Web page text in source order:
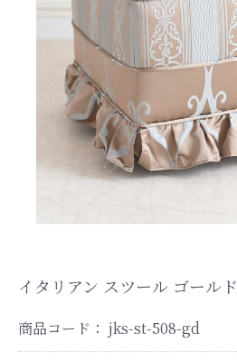
イタリアン スツール ゴールド
商品コード： jks-st-508-gd